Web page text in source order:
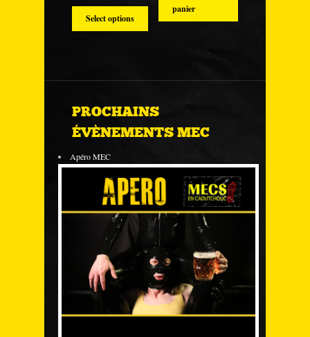
Select options
panier
PROCHAINS
ÉVÈNEMENTS MEC
Apéro MEC